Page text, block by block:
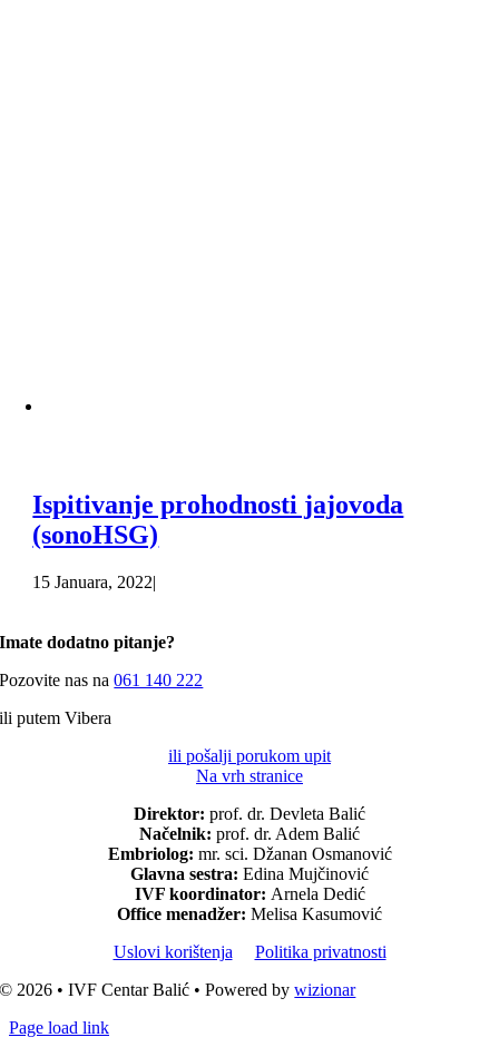
Ispitivanje prohodnosti jajovoda
(sonoHSG)
15 Januara, 2022|
Imate dodatno pitanje?
Pozovite nas na061 140 222
ili putem Vibera
ili pošalji porukom upit
Na vrh stranice
Direktor: prof. dr. Devleta Balić
Načelnik: prof. dr. Adem Balić
Embriolog: mr. sci. Džanan Osmanović
Glavna sestra: Edina Mujčinović
IVF koordinator: Arnela Dedić
Office menadžer: Melisa Kasumović
Uslovi korištenja
Politika privatnosti
© 2026 • IVF Centar Balić • Powered bywizionar
Page load link